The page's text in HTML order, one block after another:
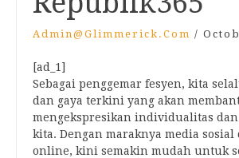
Admin@glimmerick.com /
[ad_1]
Sebagai penggemar fesyen, kita
dan gaya terkini yang akan
mengekspresikan individualitas
kita. Dengan maraknya media sosial
online, kini semakin mudah untuk